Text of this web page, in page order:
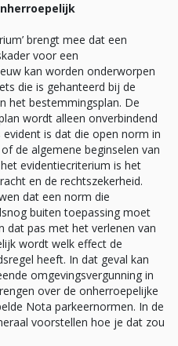
brengt mee dat een
voor een
kan worden onderworpen
die is gehanteerd bij de
het bestemmingsplan. De
wordt alleen onverbindend
is dat die open norm in
de algemene beginselen van
evidentiecriterium is het
en de rechtszekerheid.
dat een norm die
buiten toepassing moet
dat pas met het verlenen van
wordt welk effect de
heeft. In dat geval kan
omgevingsvergunning in
over de onherroepelijke
Nota parkeernormen. In de
voorstellen hoe je dat zou